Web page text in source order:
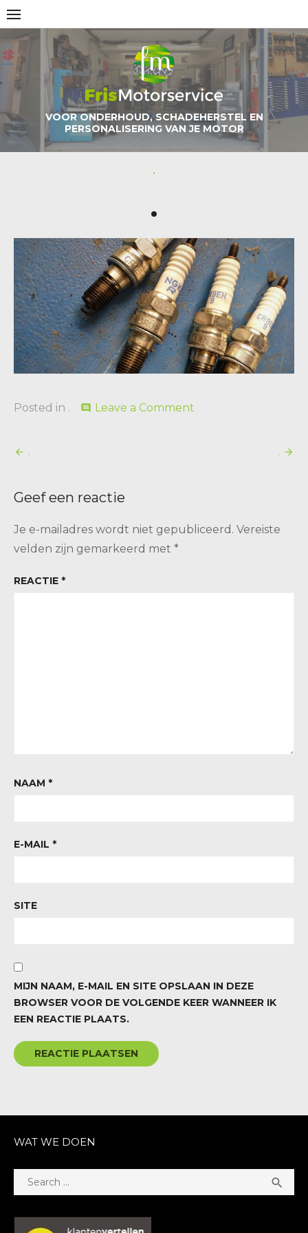
Skip
to
content
VOOR ONDERHOUD, SCHADEHERSTEL EN
PERSONALISERING VAN JE MOTOR
.
.
Posted in . comment Leave a Comment
Bericht
. .
Geef een reactie
Je e-mailadres wordt niet gepubliceerd. Vereiste
velden zijn gemarkeerd met *
REACTIE *
NAAM *
E-MAIL *
SITE
MIJN NAAM, E-MAIL EN SITE OPSLAAN IN DEZE
BROWSER VOOR DE VOLGENDE KEER WANNEER IK
EEN REACTIE PLAATS.
WAT WE DOEN
Search
for:
